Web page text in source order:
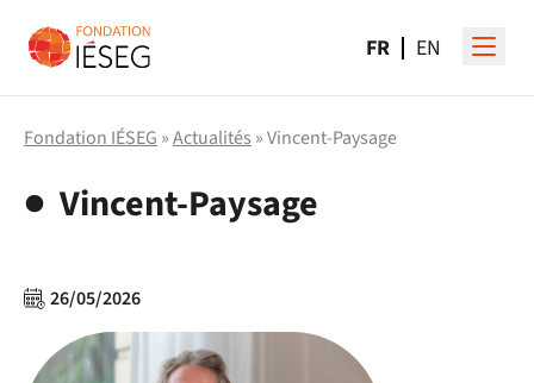
FR EN
Fondation IÉSEG »Actualités » Vincent-Paysage
Vincent-Paysage
26/05/2026